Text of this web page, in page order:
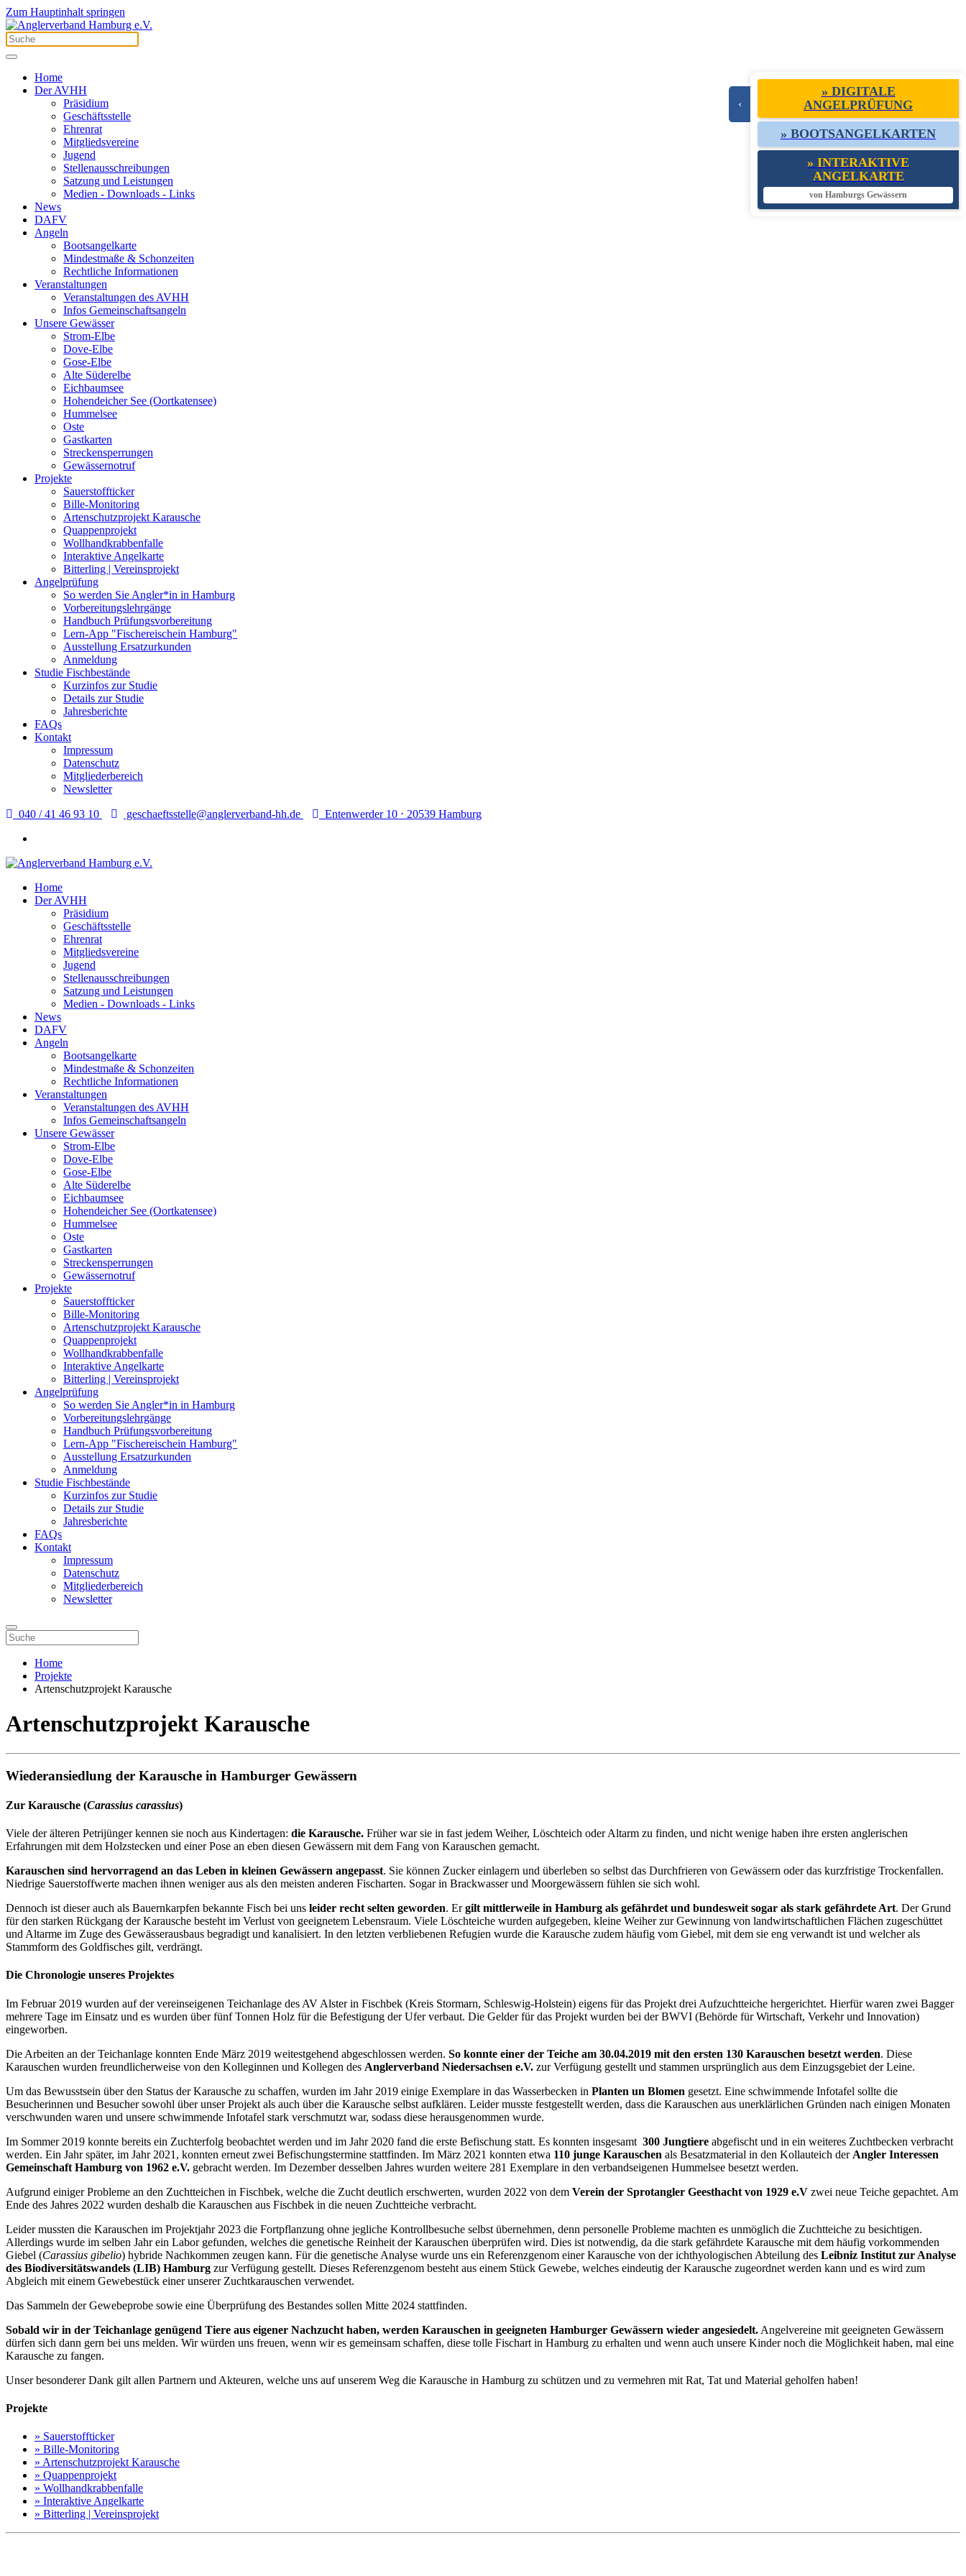
Zum Hauptinhalt springen
Home
Der AVHH
Präsidium
Geschäftsstelle
Ehrenrat
Mitgliedsvereine
Jugend
Stellenausschreibungen
Satzung und Leistungen
Medien - Downloads - Links
News
DAFV
Angeln
Bootsangelkarte
Mindestmaße & Schonzeiten
Rechtliche Informationen
Veranstaltungen
Veranstaltungen des AVHH
Infos Gemeinschaftsangeln
Unsere Gewässer
Strom-Elbe
Dove-Elbe
Gose-Elbe
Alte Süderelbe
Eichbaumsee
Hohendeicher See (Oortkatensee)
Hummelsee
Oste
Gastkarten
Streckensperrungen
Gewässernotruf
Projekte
Sauerstoffticker
Bille-Monitoring
Artenschutzprojekt Karausche
Quappenprojekt
Wollhandkrabbenfalle
Interaktive Angelkarte
Bitterling | Vereinsprojekt
Angelprüfung
So werden Sie Angler*in in Hamburg
Vorbereitungslehrgänge
Handbuch Prüfungsvorbereitung
Lern-App "Fischereischein Hamburg"
Ausstellung Ersatzurkunden
Anmeldung
Studie Fischbestände
Kurzinfos zur Studie
Details zur Studie
Jahresberichte
FAQs
Kontakt
Impressum
Datenschutz
Mitgliederbereich
Newsletter
040 / 41 46 93 10 geschaeftsstelle@anglerverband-hh.de Entenwerder 10 ⋅ 20539 Hamburg
Home
Der AVHH
Präsidium
Geschäftsstelle
Ehrenrat
Mitgliedsvereine
Jugend
Stellenausschreibungen
Satzung und Leistungen
Medien - Downloads - Links
News
DAFV
Angeln
Bootsangelkarte
Mindestmaße & Schonzeiten
Rechtliche Informationen
Veranstaltungen
Veranstaltungen des AVHH
Infos Gemeinschaftsangeln
Unsere Gewässer
Strom-Elbe
Dove-Elbe
Gose-Elbe
Alte Süderelbe
Eichbaumsee
Hohendeicher See (Oortkatensee)
Hummelsee
Oste
Gastkarten
Streckensperrungen
Gewässernotruf
Projekte
Sauerstoffticker
Bille-Monitoring
Artenschutzprojekt Karausche
Quappenprojekt
Wollhandkrabbenfalle
Interaktive Angelkarte
Bitterling | Vereinsprojekt
Angelprüfung
So werden Sie Angler*in in Hamburg
Vorbereitungslehrgänge
Handbuch Prüfungsvorbereitung
Lern-App "Fischereischein Hamburg"
Ausstellung Ersatzurkunden
Anmeldung
Studie Fischbestände
Kurzinfos zur Studie
Details zur Studie
Jahresberichte
FAQs
Kontakt
Impressum
Datenschutz
Mitgliederbereich
Newsletter
Home
Projekte
Artenschutzprojekt Karausche
Artenschutzprojekt Karausche
Wiederansiedlung der Karausche in Hamburger Gewässern
Zur Karausche (Carassius carassius)
Viele der älteren Petrijünger kennen sie noch aus Kindertagen: die Karausche. Früher war sie in fast jedem Weiher, Löschteich oder Altarm zu finden, und nicht wenige haben ihre ersten anglerischen
Erfahrungen mit dem Holzstecken und einer Pose an eben diesen Gewässern mit dem Fang von Karauschen gemacht.
Karauschen sind hervorragend an das Leben in kleinen Gewässern angepasst. Sie können Zucker einlagern und überleben so selbst das Durchfrieren von Gewässern oder das kurzfristige Trockenfallen.
Niedrige Sauerstoffwerte machen ihnen weniger aus als den meisten anderen Fischarten. Sogar in Brackwasser und Moorgewässern fühlen sie sich wohl.
Dennoch ist dieser auch als Bauernkarpfen bekannte Fisch bei uns leider recht selten geworden. Ergilt mittlerweile in Hamburg als gefährdet und bundesweit sogar als stark gefährdete Art. Der Grund
für den starken Rückgang der Karausche besteht im Verlust von geeignetem Lebensraum. Viele Löschteiche wurden aufgegeben, kleine Weiher zur Gewinnung von landwirtschaftlichen Flächen zugeschüttet
und Altarme im Zuge des Gewässerausbaus begradigt und kanalisiert. In den letzten verbliebenen Refugien wurde die Karausche zudem häufig vom Giebel, mit dem sie eng verwandt ist und welcher als
Stammform des Goldfisches gilt, verdrängt.
Die Chronologie unseres Projektes
Im Februar 2019 wurden auf der vereinseigenen Teichanlage des AV Alster in Fischbek (Kreis Stormarn, Schleswig-Holstein) eigens für das Projekt drei Aufzuchtteiche hergerichtet. Hierfür waren zwei Bagger
mehrere Tage im Einsatz und es wurden über fünf Tonnen Holz für die Befestigung der Ufer verbaut. Die Gelder für das Projekt wurden bei der BWVI (Behörde für Wirtschaft, Verkehr und Innovation)
eingeworben.
Die Arbeiten an der Teichanlage konnten Ende März 2019 weitestgehend abgeschlossen werden. So konnte einer der Teiche am 30.04.2019 mit den ersten 130 Karauschen besetzt werden. Diese
Karauschen wurden freundlicherweise von den Kolleginnen und Kollegen des Anglerverband Niedersachsen e.V. zur Verfügung gestellt und stammen ursprünglich aus dem Einzugsgebiet der Leine.
Um das Bewusstsein über den Status der Karausche zu schaffen, wurden im Jahr 2019 einige Exemplare in das Wasserbecken in Planten un Blomen gesetzt. Eine schwimmende Infotafel sollte die
Besucherinnen und Besucher sowohl über unser Projekt als auch über die Karausche selbst aufklären. Leider musste festgestellt werden, dass die Karauschen aus unerklärlichen Gründen nach einigen Monaten
verschwunden waren und unsere schwimmende Infotafel stark verschmutzt war, sodass diese herausgenommen wurde.
Im Sommer 2019 konnte bereits ein Zuchterfolg beobachtet werden und im Jahr 2020 fand die erste Befischung statt. Es konnten insgesamt 300 Jungtiere abgefischt und in ein weiteres Zuchtbecken verbracht
werden. Ein Jahr später, im Jahr 2021, konnten erneut zwei Befischungstermine stattfinden. Im März 2021 konnten etwa 110 junge Karauschen als Besatzmaterial in den Kollauteich der Angler Interessen
Gemeinschaft Hamburg von 1962 e.V. gebracht werden. Im Dezember desselben Jahres wurden weitere 281 Exemplare in den verbandseigenen Hummelsee besetzt werden.
Aufgrund einiger Probleme an den Zuchtteichen in Fischbek, welche die Zucht deutlich erschwerten, wurden 2022 von dem Verein der Sprotangler Geesthacht von 1929 e.V zwei neue Teiche gepachtet. Am
Ende des Jahres 2022 wurden deshalb die Karauschen aus Fischbek in die neuen Zuchtteiche verbracht.
Leider mussten die Karauschen im Projektjahr 2023 die Fortpflanzung ohne jegliche Kontrollbesuche selbst übernehmen, denn personelle Probleme machten es unmöglich die Zuchtteiche zu besichtigen.
Allerdings wurde im selben Jahr ein Labor gefunden, welches die genetische Reinheit der Karauschen überprüfen wird. Dies ist notwendig, da die stark gefährdete Karausche mit dem häufig vorkommenden
Giebel (Carassius gibelio) hybride Nachkommen zeugen kann. Für die genetische Analyse wurde uns ein Referenzgenom einer Karausche von der ichthyologischen Abteilung des Leibniz Institut zur Analyse
des Biodiversitätswandels (LIB) Hamburg zur Verfügung gestellt. Dieses Referenzgenom besteht aus einem Stück Gewebe, welches eindeutig der Karausche zugeordnet werden kann und es wird zum
Abgleich mit einem Gewebestück einer unserer Zuchtkarauschen verwendet.
Das Sammeln der Gewebeprobe sowie eine Überprüfung des Bestandes sollen Mitte 2024 stattfinden.
Sobald wir in der Teichanlage genügend Tiere aus eigener Nachzucht haben, werden Karauschen in geeigneten Hamburger Gewässern wieder angesiedelt. Angelvereine mit geeigneten Gewässern
dürfen sich dann gern bei uns melden. Wir würden uns freuen, wenn wir es gemeinsam schaffen, diese tolle Fischart in Hamburg zu erhalten und wenn auch unsere Kinder noch die Möglichkeit haben, mal eine
Karausche zu fangen.
Unser besonderer Dank gilt allen Partnern und Akteuren, welche uns auf unserem Weg die Karausche in Hamburg zu schützen und zu vermehren mit Rat, Tat und Material geholfen haben!
Projekte
» Sauerstoffticker
» Bille-Monitoring
» Artenschutzprojekt Karausche
» Quappenprojekt
» Wollhandkrabbenfalle
» Interaktive Angelkarte
» Bitterling | Vereinsprojekt
‹
» DIGITALE
ANGELPRÜFUNG
» BOOTSANGELKARTEN
» INTERAKTIVE
ANGELKARTE
von Hamburgs Gewässern